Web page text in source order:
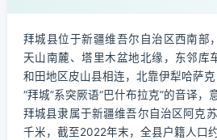
拜城县位于新疆维吾尔自治区西南部
天山南麓、塔里木盆地北缘，东邻库
和田地区皮山县相连，北靠伊犁哈萨克
“拜城”系突厥语“巴什布拉克”的音译，
拜城县隶属于新疆维吾尔自治区阿克
千米，截至2022年末，全县户籍人口